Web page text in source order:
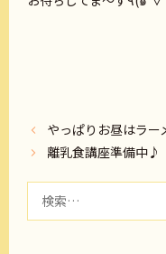
やっぱりお昼はラー
離乳食講座準備中♪